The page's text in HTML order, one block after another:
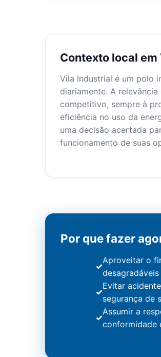
Contexto local
Vila Industrial é um polo
diariamente. A
competitivo, sempre à
eficiência no uso da
uma decisão acertada
funcionamento de suas
Por que fazer
Aproveitar o
Evitar
segurança de
Assumir a
conformidade